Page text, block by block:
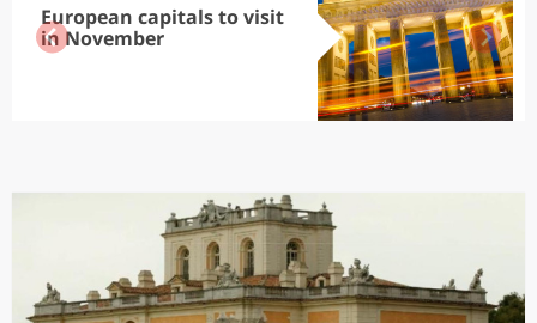
European capitals to visit
in November